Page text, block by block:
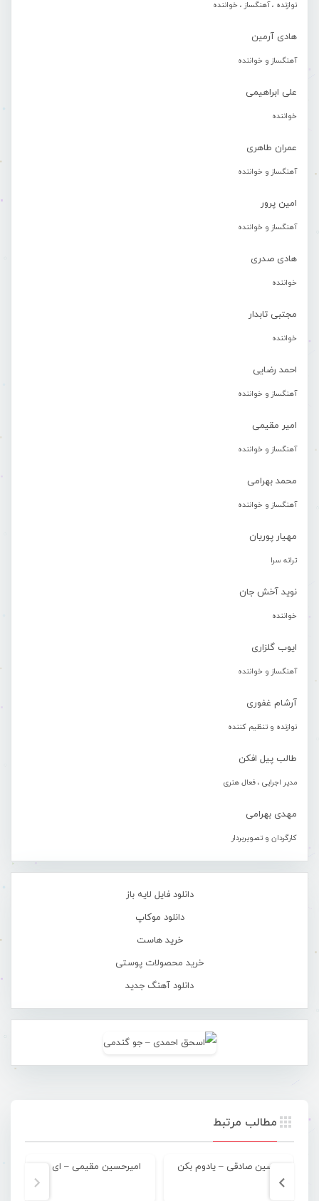
نوازنده ، آهنگساز ، خواننده
هادی آرمین
آهنگساز و خواننده
علی ابراهیمی
خواننده
عمران طاهری
آهنگساز و خواننده
امین پرور
آهنگساز و خواننده
هادی صدری
خواننده
مجتبی تابدار
خواننده
احمد رضایی
آهنگساز و خواننده
امیر مقیمی
آهنگساز و خواننده
محمد بهرامی
آهنگساز و خواننده
مهیار پوریان
ترانه سرا
نوید آخش جان
خواننده
ایوب گلزاری
آهنگساز و خواننده
آرشام غفوری
نوازنده و تنظیم کننده
طالب پیل افکن
مدیر اجرایی ، فعال هنری
مهدی بهرامی
کارگردان و تصویربردار
دانلود فایل لایه باز
دانلود موکاپ
خرید هاست
خرید محصولات پوستی
دانلود آهنگ جدید
مطالب مرتبط
حسین صادقی – یادوم بکن امیرحسین مقیمی – ای یار